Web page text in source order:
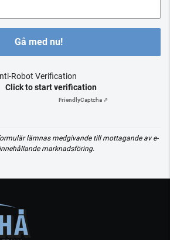
Gå med nu!
Robot Verification
Click to start verification
FriendlyCaptcha ⇗
lämnas medgivande till mottagande av e-
marknadsföring.